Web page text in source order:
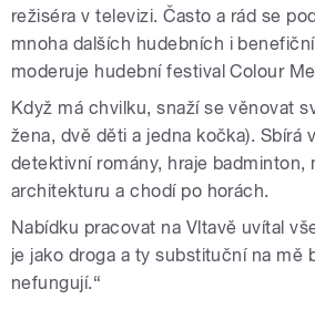
režiséra v televizi. Často a rád se
mnoha dalších hudebních i
moderuje hudební festival Colour
Když má chvilku, snaží se věnovat
žena, dvě děti a jedna kočka). Sbírá
detektivní romány, hraje badminton,
architekturu a chodí po horách.
Nabídku pracovat na Vltavě uvítal
je jako droga a ty substituční na mě
nefungují.“